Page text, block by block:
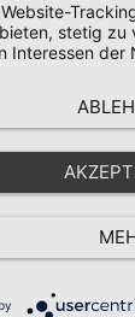
stetig zu
Interessen der